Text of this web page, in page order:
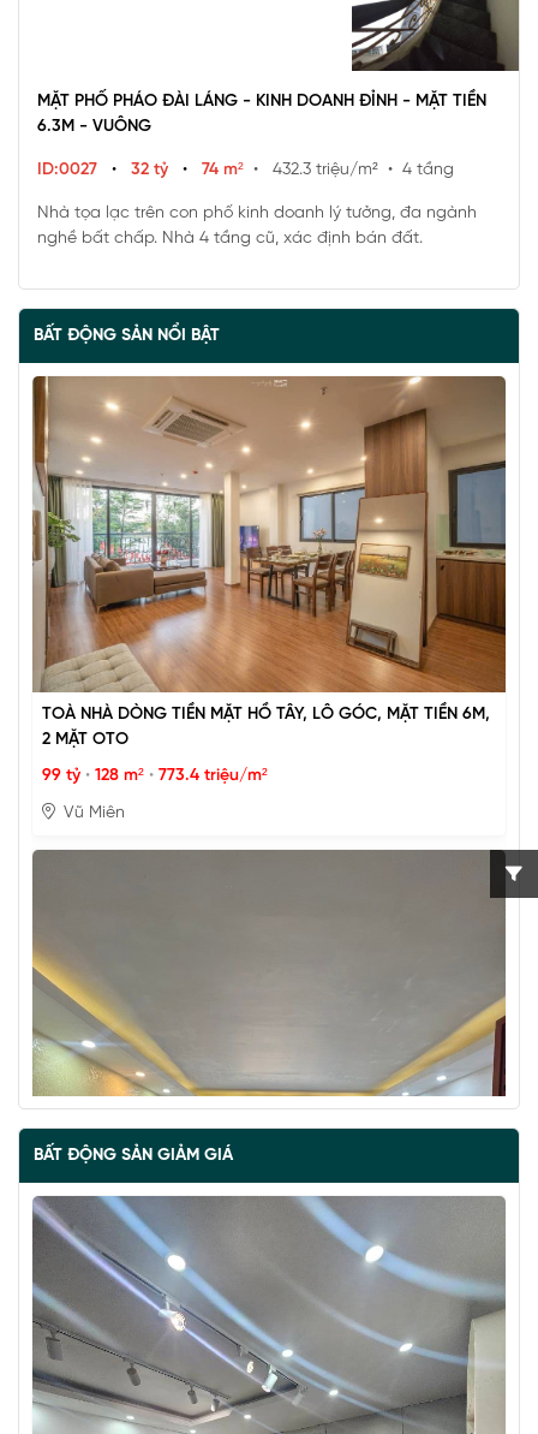
MẶT PHỐ PHÁO ĐÀI LÁNG - KINH DOANH ĐỈNH - MẶT TIỀN
6.3M - VUÔNG
ID:0027 • 32 tỷ • 74 m² • 432.3 triệu/m² • 4 tầng
Nhà tọa lạc trên con phố kinh doanh lý tưởng, đa ngành
nghề bất chấp. Nhà 4 tầng cũ, xác định bán đất.
BẤT ĐỘNG SẢN NỔI BẬT
TOÀ NHÀ DÒNG TIỀN MẶT HỒ TÂY, LÔ GÓC, MẶT TIỀN 6M,
2 MẶT OTO
99 tỷ • 128 m² • 773.4 triệu/m²
Vũ Miên
BẤT ĐỘNG SẢN GIẢM GIÁ